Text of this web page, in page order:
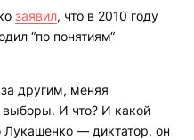
заявил, что в 2010 году
“по понятиям“
другим, меняя
выборы. И что? И какой
Лукашенко — диктатор, он